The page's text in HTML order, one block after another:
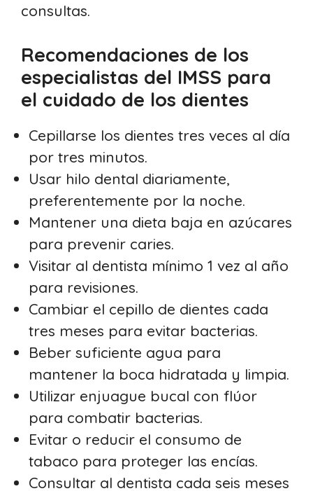
consultas.
Recomendaciones de los
especialistas del IMSS para
el cuidado de los dientes
Cepillarse los dientes tres veces al día
por tres minutos.
Usar hilo dental diariamente,
preferentemente por la noche.
Mantener una dieta baja en azúcares
para prevenir caries.
Visitar al dentista mínimo 1 vez al año
para revisiones.
Cambiar el cepillo de dientes cada
tres meses para evitar bacterias.
Beber suficiente agua para
mantener la boca hidratada y limpia.
Utilizar enjuague bucal con flúor
para combatir bacterias.
Evitar o reducir el consumo de
tabaco para proteger las encías.
Consultar al dentista cada seis meses